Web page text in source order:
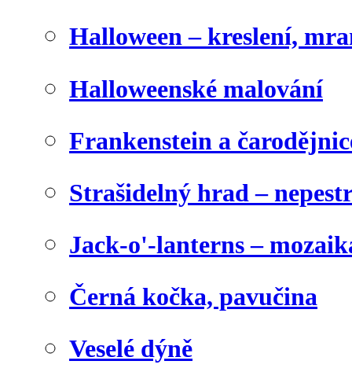
Halloween – kreslení,
Halloweenské malování
Frankenstein a
Strašidelný hrad –
Jack-o'-lanterns –
Černá kočka, pavučina
Veselé dýně